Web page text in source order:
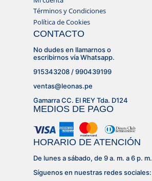
Términos y Condiciones
Política de Cookies
CONTACTO
No dudes en llamarnos o
escribirnos vía Whatsapp.
915343208 / 990439199
ventas@leonas.pe
Gamarra CC. El REY Tda. D124
MEDIOS DE PAGO
HORARIO DE ATENCIÓN
De lunes a sábado, de 9 a. m. a 6 p. m.
Síguenos en nuestras redes sociales: